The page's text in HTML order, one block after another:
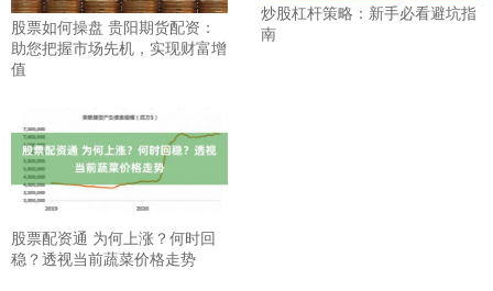
股票如何操盘 贵阳期货配资：
助您把握市场先机，实现财富增
值
炒股杠杆策略：新手必看避坑指
南
股票配资通 为何上涨？何时回
稳？透视当前蔬菜价格走势